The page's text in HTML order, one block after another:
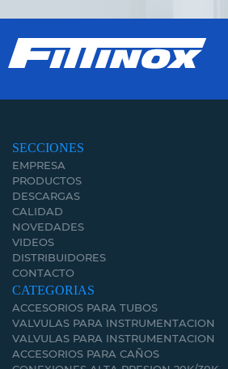
SECCIONES
EMPRESA
PRODUCTOS
DESCARGAS
CALIDAD
NOVEDADES
VIDEOS
DISTRIBUIDORES
CONTACTO
CATEGORIAS
ACCESORIOS PARA TUBOS
VALVULAS PARA INSTRUMENTACION
VALVULAS PARA INSTRUMENTACION
ACCESORIOS PARA CAÑOS